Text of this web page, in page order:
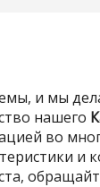
и мы
нашего
во